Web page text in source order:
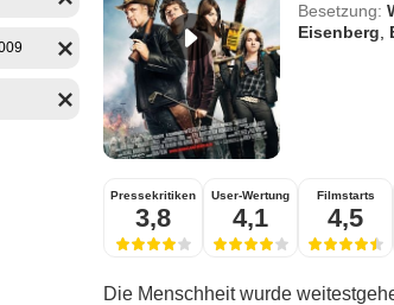
Besetzung:
Eisenberg
Pressekritiken
3,8
User-Wertung
4,1
Filmstarts
4,5
Die Menschheit wurde